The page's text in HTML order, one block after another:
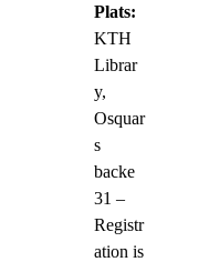
Plats:
KTH
Librar
y,
Osquar
s
backe
31 –
Registr
ation is